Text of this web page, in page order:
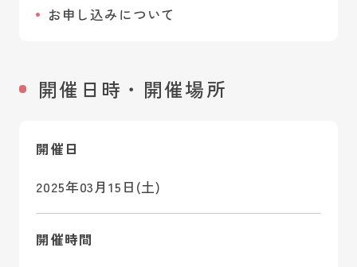
お申し込みについて
開催日時・開催場所
開催日
2025年03月15日(土)
開催時間